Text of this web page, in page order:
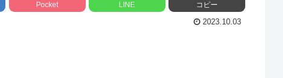
Pocket LINE コピー
2023.10.03